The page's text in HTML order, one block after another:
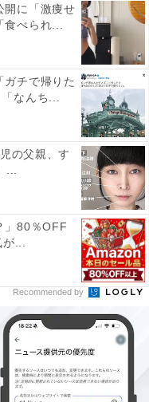
開に「激痩せ
食べられ...
ガチで帰りた
なんち...
の父親、す
...
」80％OFF
が...
Recommended by